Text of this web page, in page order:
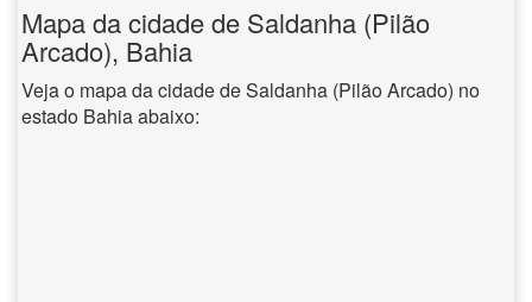
Mapa da cidade de Saldanha (Pilão
Arcado), Bahia
Veja o mapa da cidade de Saldanha (Pilão Arcado) no
estado Bahia abaixo: